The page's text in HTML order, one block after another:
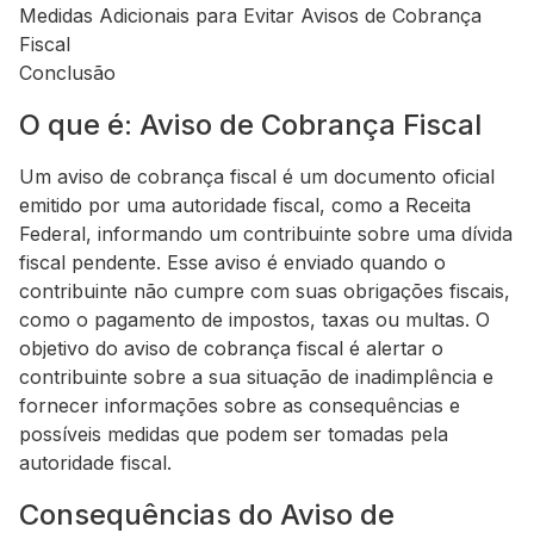
Medidas Adicionais para Evitar Avisos de Cobrança
Fiscal
Conclusão
O que é: Aviso de Cobrança Fiscal
Um aviso de cobrança fiscal é um documento oficial
emitido por uma autoridade fiscal, como a Receita
Federal, informando um contribuinte sobre uma dívida
fiscal pendente. Esse aviso é enviado quando o
contribuinte não cumpre com suas obrigações fiscais,
como o pagamento de impostos, taxas ou multas. O
objetivo do aviso de cobrança fiscal é alertar o
contribuinte sobre a sua situação de inadimplência e
fornecer informações sobre as consequências e
possíveis medidas que podem ser tomadas pela
autoridade fiscal.
Consequências do Aviso de